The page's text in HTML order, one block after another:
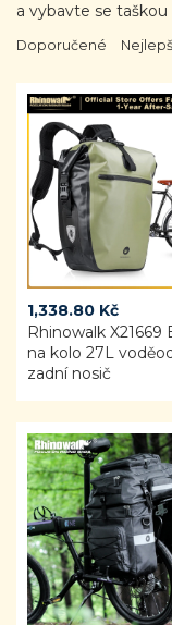
a vybavte se
Doporučené
1,338.80 Kč
Rhinowalk X21669
na kolo 27L
zadní nosič